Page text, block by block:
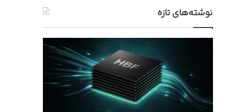
نوشته‌های تازه